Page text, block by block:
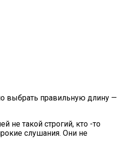
выбрать правильную длину —
не такой строгий, кто -то
слушания. Они не